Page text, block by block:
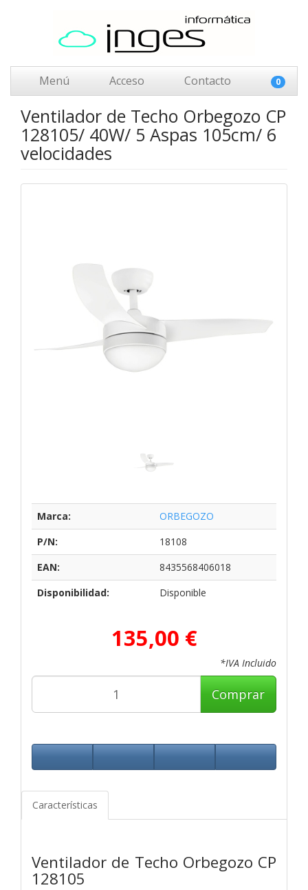
Menú Acceso Contacto 0
Ventilador de Techo Orbegozo CP
128105/ 40W/ 5 Aspas 105cm/ 6
velocidades
Marca:
ORBEGOZO
P/N:
18108
EAN:
8435568406018
Disponibilidad:
Disponible
135,00 €
*IVA Incluido
Comprar
Características
Ventilador de Techo Orbegozo CP
128105